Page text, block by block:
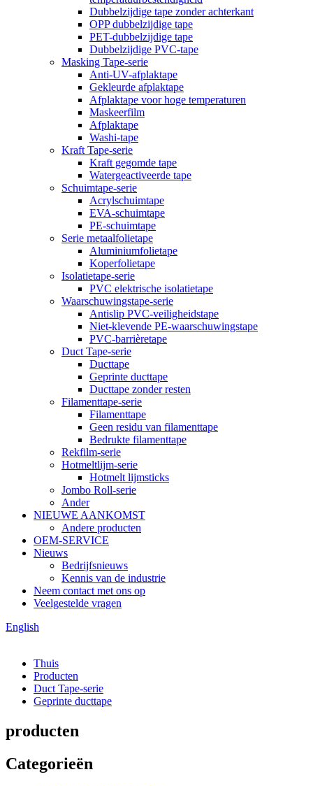
Dubbelzijdige tape zonder achterkant
OPP dubbelzijdige tape
PET-dubbelzijdige tape
Dubbelzijdige PVC-tape
Masking Tape-serie
Anti-UV-afplaktape
Gekleurde afplaktape
Afplaktape voor hoge temperaturen
Maskeerfilm
Afplaktape
Washi-tape
Kraft Tape-serie
Kraft gegomde tape
Watergeactiveerde tape
Schuimtape-serie
Acrylschuimtape
EVA-schuimtape
PE-schuimtape
Serie metaalfolietape
Aluminiumfolietape
Koperfolietape
Isolatietape-serie
PVC elektrische isolatietape
Waarschuwingstape-serie
Antislip PVC-veiligheidstape
Niet-klevende PE-waarschuwingstape
PVC-barrièretape
Duct Tape-serie
Ducttape
Geprinte ducttape
Ducttape zonder resten
Filamenttape-serie
Filamenttape
Geen residu van filamenttape
Bedrukte filamenttape
Rekfilm-serie
Hotmeltlijm-serie
Hotmelt lijmsticks
Jombo Roll-serie
Ander
NIEUWE AANKOMST
Andere producten
OEM-SERVICE
Nieuws
Bedrijfsnieuws
Kennis van de industrie
Neem contact met ons op
Veelgestelde vragen
English
Thuis
Producten
Duct Tape-serie
Geprinte ducttape
producten
Categorieën